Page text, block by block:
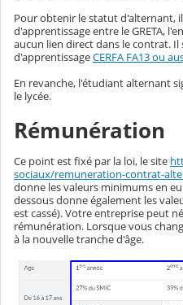
Pour obtenir le statut d'alternant,
d'apprentissage entre le GRETA,
aucun lien direct dans le contrat.
d'apprentissageCERFA FA13 ou
En revanche, l'étudiant alternant
le lycée.
Rémunération
Ce point est fixé par la loi, le site
sociaux/remuneration-contrat-
donne les valeurs minimums en
dessous donne également les
est cassé). Votre entreprise peut
rémunération. Lorsque vous
à la nouvelle tranche d'âge.